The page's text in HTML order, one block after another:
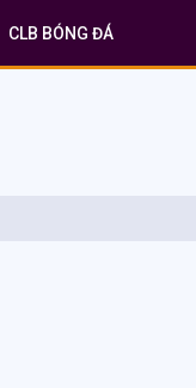
CLB BÓNG ĐÁ